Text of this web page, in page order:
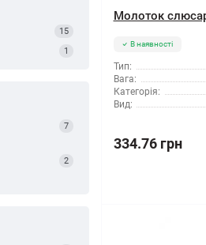
15
1
7
2
Молоток
В наявності
Тип:
Вага:
Категорія:
Вид:
334.76 грн